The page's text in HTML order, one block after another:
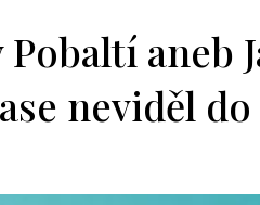
Pobaltí aneb
neviděl